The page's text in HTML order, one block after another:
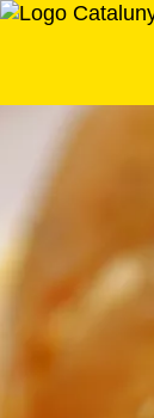
Saltar